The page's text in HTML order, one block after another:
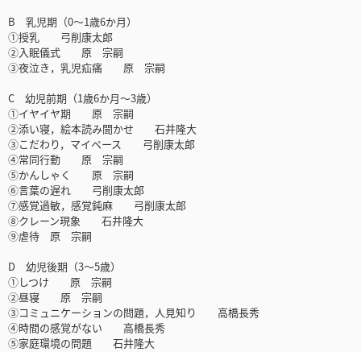
B 乳児期（0～1歳6か月）
①授乳 弓削康太郎
②入眠儀式 原 宗嗣
③夜泣き，乳児疝痛 原 宗嗣
C 幼児前期（1歳6か月～3歳）
①イヤイヤ期 原 宗嗣
②添い寝，絵本読み聞かせ 石井隆大
③こだわり，マイペース 弓削康太郎
④常同行動 原 宗嗣
⑤かんしゃく 原 宗嗣
⑥言葉の遅れ 弓削康太郎
⑦感覚過敏，感覚鈍麻 弓削康太郎
⑧クレーン現象 石井隆大
⑨虐待 原 宗嗣
D 幼児後期（3～5歳）
①しつけ 原 宗嗣
②昼寝 原 宗嗣
③コミュニケーションの問題，人見知り 高橋長秀
④時間の感覚がない 高橋長秀
⑤家庭環境の問題 石井隆大